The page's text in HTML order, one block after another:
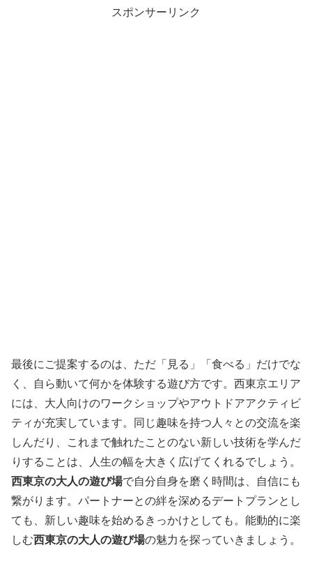
スポンサーリンク
最後にご提案するのは、ただ「見る」「食べる」だけでな
く、自ら動いて何かを体験する遊び方です。西東京エリア
には、大人向けのワークショップやアウトドアアクティビ
ティが充実しています。同じ趣味を持つ人々との交流を楽
しんだり、これまで触れたことのない新しい技術を学んだ
りすることは、人生の幅を大きく広げてくれるでしょう。
西東京の大人の遊び場で自分自身を磨く時間は、自信にも
繋がります。パートナーとの絆を深めるデートプランとし
ても、新しい趣味を始めるきっかけとしても。能動的に楽
しむ西東京の大人の遊び場の魅力を探っていきましょう。